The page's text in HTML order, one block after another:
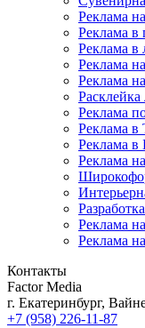
Реклама
Реклама в
Реклама в
Реклама
Реклама
Расклейка
Реклама
Реклама
Реклама в
Реклама
Реклама
Реклама
Контакты
Factor Media
г. Екатеринбург,
+7 (958) 226-11-87